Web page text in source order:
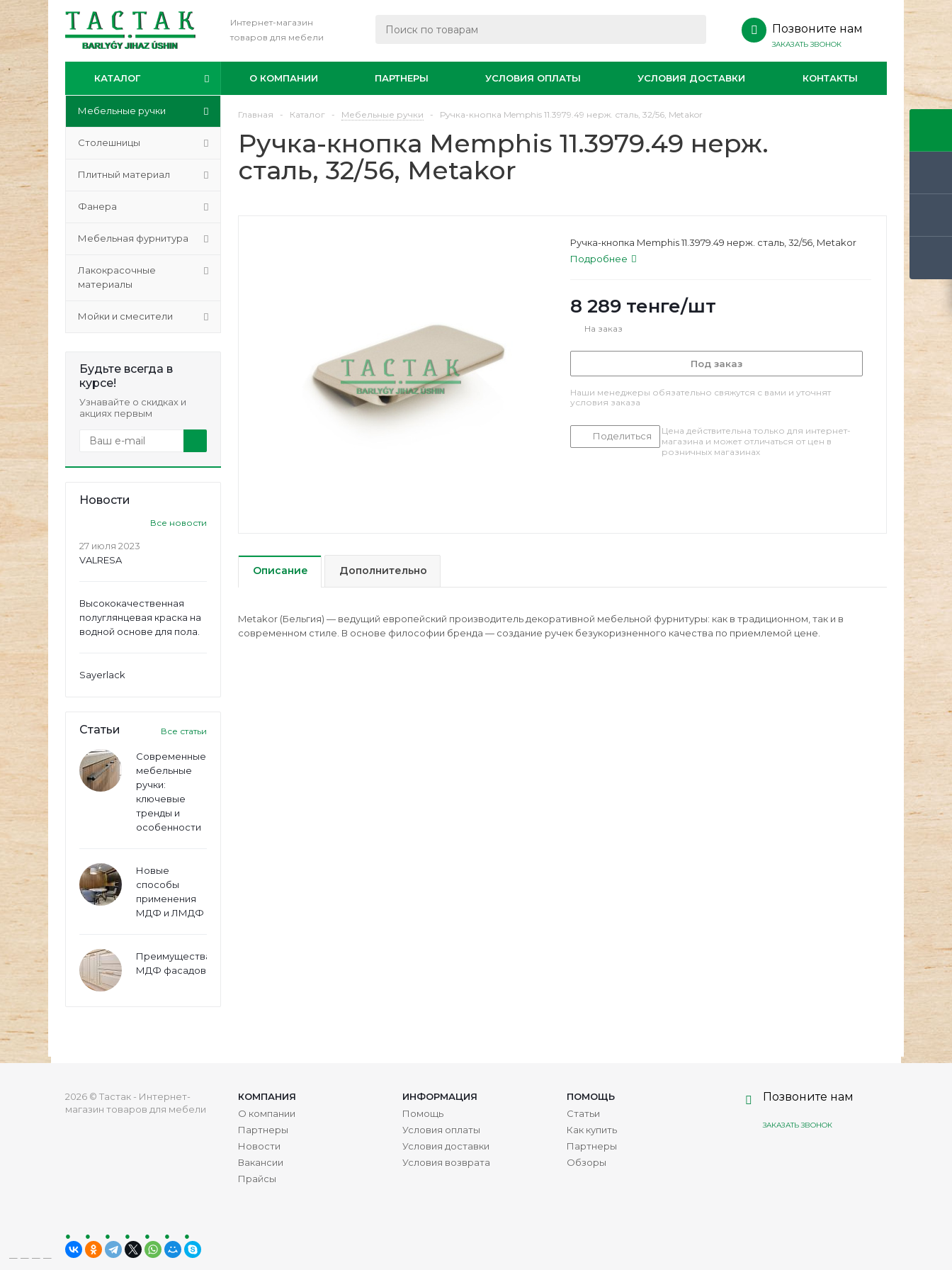
Интернет-магазин
товаров для мебели
Позвоните нам
ЗАКАЗАТЬ ЗВОНОК
КАТАЛОГ О КОМПАНИИ ПАРТНЕРЫ УСЛОВИЯ ОПЛАТЫ УСЛОВИЯ ДОСТАВКИ КОНТАКТЫ
Мебельные ручки
Столешницы
Плитный материал
Фанера
Мебельная фурнитура
Лакокрасочные
материалы
Мойки и смесители
Будьте всегда в
курсе!
Узнавайте о скидках и
акциях первым
Новости
Все новости
27 июля 2023
VALRESA
Высококачественная
полуглянцевая краска на
водной основе для пола.
Sayerlack
Статьи Все статьи
Современные
мебельные
ручки:
ключевые
тренды и
особенности
Новые
способы
применения
МДФ и ЛМДФ
Преимущества
МДФ фасадов
Главная - Каталог - Мебельные ручки - Ручка-кнопка Memphis 11.3979.49 нерж. сталь, 32/56, Metakor
Ручка-кнопка Memphis 11.3979.49 нерж.
сталь, 32/56, Metakor
Ручка-кнопка Memphis 11.3979.49 нерж. сталь, 32/56, Metakor
Подробнее
8 289 тенге/шт
На заказ
Под заказ
Наши менеджеры обязательно свяжутся с вами и уточнят
условия заказа
Поделиться
Цена действительна только для интернет-
магазина и может отличаться от цен в
розничных магазинах
Описание Дополнительно
Metakor (Бельгия) — ведущий европейский производитель декоративной мебельной фурнитуры: как в традиционном, так и в
современном стиле. В основе философии бренда — создание ручек безукоризненного качества по приемлемой цене.
2026 © Тастак - Интернет-
магазин товаров для мебели
КОМПАНИЯ ИНФОРМАЦИЯ
ПОМОЩЬ
О компании
Партнеры
Новости
Вакансии
Прайсы
Помощь
Условия оплаты
Условия доставки
Условия возврата
Статьи
Как купить
Партнеры
Обзоры
Позвоните нам
ЗАКАЗАТЬ ЗВОНОК